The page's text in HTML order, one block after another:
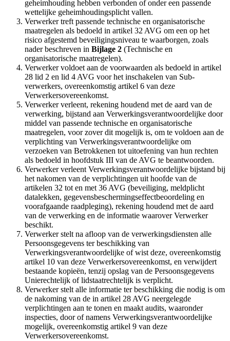
geheimhouding hebben verbonden of onder een passende
wettelijke geheimhoudingsplicht vallen.
Verwerker treft passende technische en organisatorische
maatregelen als bedoeld in artikel 32 AVG om een op het
risico afgestemd beveiligingsniveau te waarborgen, zoals
nader beschreven in Bijlage 2 (Technische en
organisatorische maatregelen).
Verwerker voldoet aan de voorwaarden als bedoeld in artikel
28 lid 2 en lid 4 AVG voor het inschakelen van Sub-
verwerkers, overeenkomstig artikel 6 van deze
Verwerkersovereenkomst.
Verwerker verleent, rekening houdend met de aard van de
verwerking, bijstand aan Verwerkingsverantwoordelijke door
middel van passende technische en organisatorische
maatregelen, voor zover dit mogelijk is, om te voldoen aan de
verplichting van Verwerkingsverantwoordelijke om
verzoeken van Betrokkenen tot uitoefening van hun rechten
als bedoeld in hoofdstuk III van de AVG te beantwoorden.
Verwerker verleent Verwerkingsverantwoordelijke bijstand bij
het nakomen van de verplichtingen uit hoofde van de
artikelen 32 tot en met 36 AVG (beveiliging, meldplicht
datalekken, gegevensbeschermingseffectbeoordeling en
voorafgaande raadpleging), rekening houdend met de aard
van de verwerking en de informatie waarover Verwerker
beschikt.
Verwerker stelt na afloop van de verwerkingsdiensten alle
Persoonsgegevens ter beschikking van
Verwerkingsverantwoordelijke of wist deze, overeenkomstig
artikel 10 van deze Verwerkersovereenkomst, en verwijdert
bestaande kopieën, tenzij opslag van de Persoonsgegevens
Unierechtelijk of lidstaatrechtelijk is verplicht.
Verwerker stelt alle informatie ter beschikking die nodig is om
de nakoming van de in artikel 28 AVG neergelegde
verplichtingen aan te tonen en maakt audits, waaronder
inspecties, door of namens Verwerkingsverantwoordelijke
mogelijk, overeenkomstig artikel 9 van deze
Verwerkersovereenkomst.